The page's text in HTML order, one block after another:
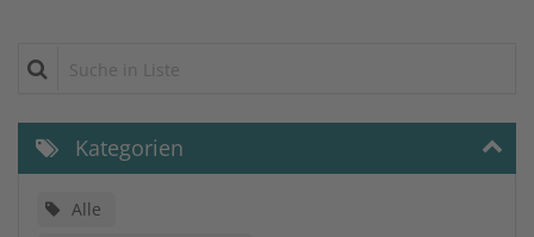
Suche in Liste
Kategorien
Alle